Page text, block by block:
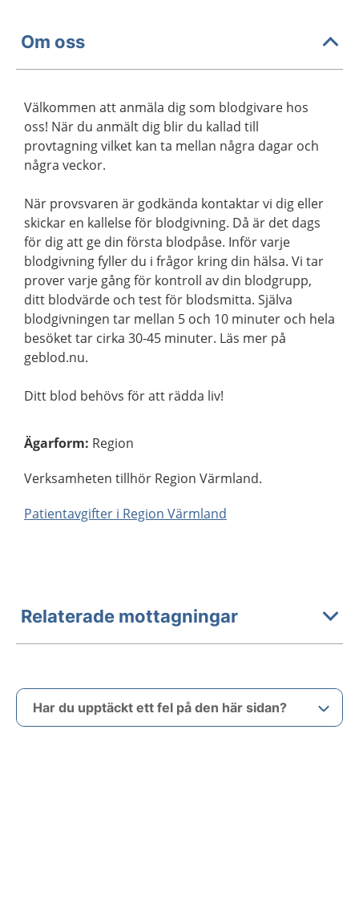
Om oss
Välkommen att anmäla dig som blodgivare hos
oss! När du anmält dig blir du kallad till
provtagning vilket kan ta mellan några dagar och
några veckor.
När provsvaren är godkända kontaktar vi dig eller
skickar en kallelse för blodgivning. Då är det dags
för dig att ge din första blodpåse. Inför varje
blodgivning fyller du i frågor kring din hälsa. Vi tar
prover varje gång för kontroll av din blodgrupp,
ditt blodvärde och test för blodsmitta. Själva
blodgivningen tar mellan 5 och 10 minuter och hela
besöket tar cirka 30-45 minuter. Läs mer på
geblod.nu.
Ditt blod behövs för att rädda liv!
Ägarform: Region
Verksamheten tillhör Region Värmland.
Patientavgifter i Region Värmland
Relaterade mottagningar
Har du upptäckt ett fel på den här sidan?